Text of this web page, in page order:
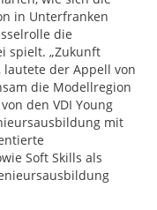
in Unterfranken
die
spielt. „Zukunft
lautete der Appell von
die Modellregion
den VDI Young
mit
Soft Skills als